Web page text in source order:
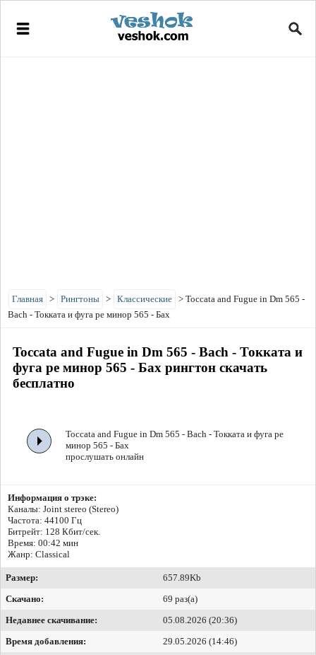
Главная > Рингтоны > Классические > Toccata and Fugue in Dm 565 -
Bach - Токката и фуга ре минор 565 - Бах
Toccata and Fugue in Dm 565 - Bach - Токката и
фуга ре минор 565 - Бах рингтон скачать
бесплатно
Toccata and Fugue in Dm 565 - Bach - Токката и фуга ре
минор 565 - Бах
прослушать онлайн
Информация о трэке:
Каналы: Joint stereo (Stereo)
Частота: 44100 Гц
Битрейт: 128 Кбит/сек.
Время: 00:42 мин
Жанр: Classical
Размер:
657.89Kb
Скачано:
69 раз(а)
Недавнее скачивание:
05.08.2026 (20:36)
Время добавления:
29.05.2026 (14:46)